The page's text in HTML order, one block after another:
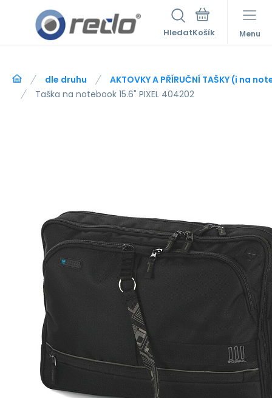
Hledat Menu
dle druhu
AKTOVKY A PŘÍRUČNÍ TAŠKY (i na
Taška na notebook 15.6" PIXEL 404202